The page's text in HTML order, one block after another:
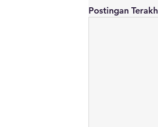
Postingan